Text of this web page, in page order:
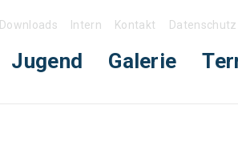
Downloads Intern Kontakt Datenschutz
Jugend Galerie